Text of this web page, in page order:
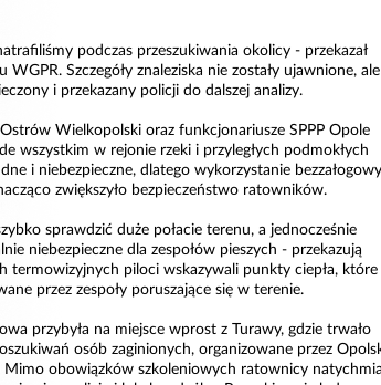
podczas przeszukiwania okolicy - przekazał
WGPR. Szczegóły znaleziska nie zostały ujawnione, ale
i przekazany policji do dalszej analizy.
Wielkopolski oraz funkcjonariusze SPPP Opole
wszystkim w rejonie rzeki i przyległych podmokłych
i niebezpieczne, dlatego wykorzystanie
zwiększyło bezpieczeństwo ratowników.
sprawdzić duże połacie terenu, a jednocześnie
niebezpieczne dla zespołów pieszych - przekazują
termowizyjnych piloci wskazywali punkty ciepła, które
przez zespoły poruszające się w terenie.
przybyła na miejsce wprost z Turawy, gdzie trwało
osób zaginionych, organizowane przez
Mimo obowiązków szkoleniowych ratownicy